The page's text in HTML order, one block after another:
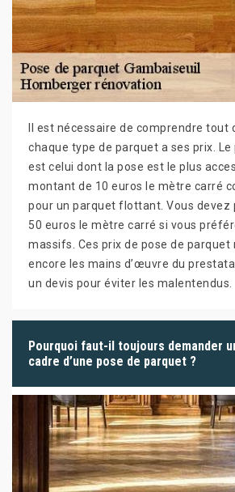
Il est nécessaire de comprendre tout
chaque type de parquet a ses prix.
est celui dont la pose est le plus
montant de 10 euros le mètre carré
pour un parquet flottant. Vous devez
50 euros le mètre carré si vous
massifs. Ces prix de pose de parquet
encore les mains d’œuvre du
un devis pour éviter les malentendus.
Pourquoi faut-il toujours demander
cadre d’une pose de parquet ?